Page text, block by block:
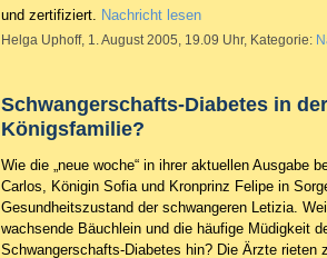
und zertifiziert. Nachricht lesen
Helga Uphoff, 1. August 2005, 19.09 Uhr, Kategorie:
Schwangerschafts-Diabetes in
Königsfamilie?
Wie die „neue woche“ in ihrer aktuellen Ausgabe
Carlos, Königin Sofia und Kronprinz Felipe in
Gesundheitszustand der schwangeren Letizia.
wachsende Bäuchlein und die häufige Müdigkeit
Schwangerschafts-Diabetes hin? Die Ärzte rieten